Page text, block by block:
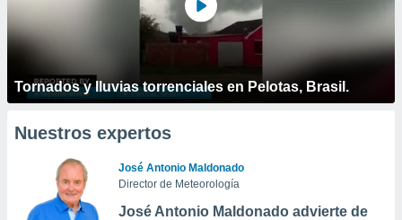
Tornados y lluvias torrenciales en Pelotas, Brasil.
Nuestros expertos
José Antonio Maldonado
Director de Meteorología
José Antonio Maldonado advierte de